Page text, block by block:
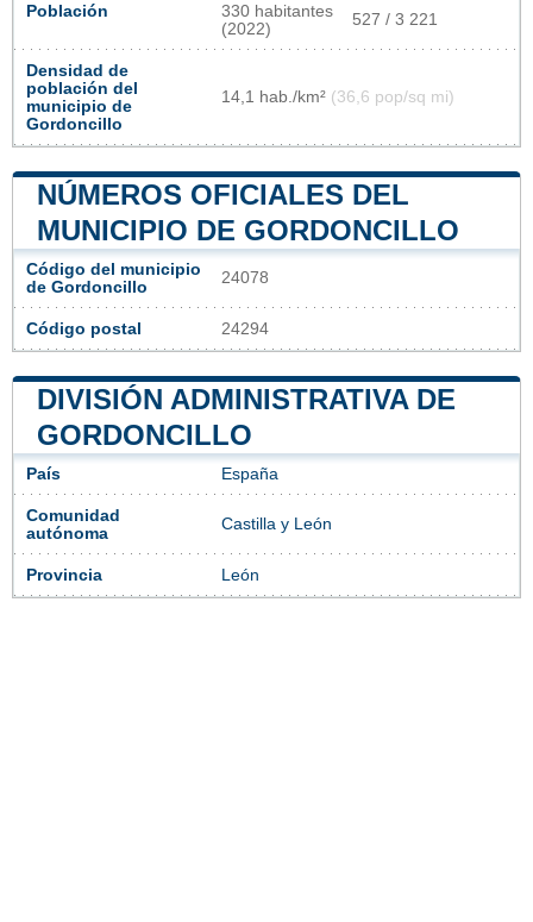
Población
330 habitantes
(2022)
527 / 3 221
Densidad de
población del
municipio de
Gordoncillo
14,1 hab./km² (36,6 pop/sq mi)
NÚMEROS OFICIALES DEL
MUNICIPIO DE GORDONCILLO
Código del municipio
de Gordoncillo
24078
Código postal 24294
DIVISIÓN ADMINISTRATIVA DE
GORDONCILLO
País España
Comunidad
autónoma
Castilla y León
Provincia León